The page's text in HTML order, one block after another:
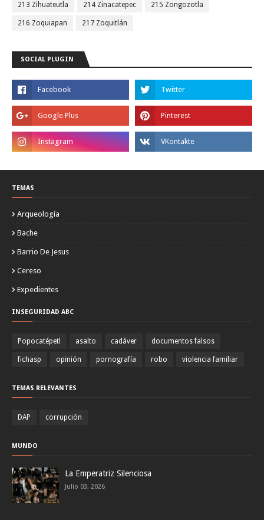
213 Zihuateutla 214 Zinacatepec 215 Zongozotla
216 Zoquiapan 217 Zoquitlán
SOCIAL PLUGIN
TEMAS
Arqueología
Bache
Barrio De Jesus
Cereso
Expedientes
INSEGURIDAD ABC
Popocatépetl asalto cadáver documentos falsos
fichasp opinión pornografía robo violencia familiar
TEMAS RELEVANTES
DAP corrupción
MUNDO
La Emperatriz Silenciosa
Julio 03, 2026